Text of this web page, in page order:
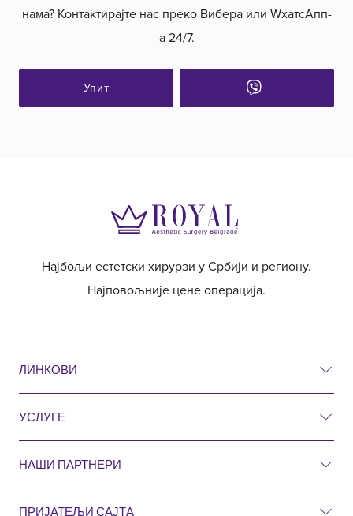
нама? Контактирајте нас преко Вибера или WхатсАпп-
а 24/7.
Упит
Најбољи естетски хирурзи у Србији и региону.
Најповољније цене операција.
ЛИНКОВИ
Ценовник
Питања и одговори
УСЛУГЕ
Естетска хирургија
НАШИ ПАРТНЕРИ
Естетска кирургија Ројал Хрватска
ПРИЈАТЕЉИ САЈТА